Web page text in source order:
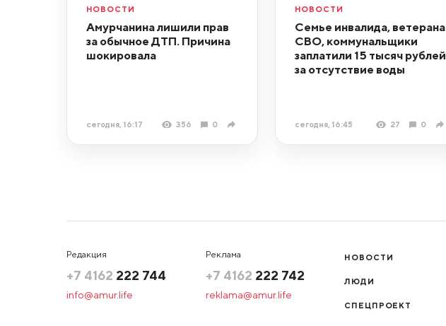
НОВОСТИ
Амурчанина лишили прав
за обычное ДТП. Причина
шокировала
сегодня, 16:17 356 0
НОВОСТИ
Семье инвалида, ветерана
СВО, коммунальщики
заплатили 15 тысяч рублей
за отсутствие воды
сегодня, 16:45 27 0
Редакция
+7 4162 222 744
info@amur.life
Реклама
+7 4162 222 742
reklama@amur.life
НОВОСТИ
ЛЮДИ
СПЕЦПРОЕКТ